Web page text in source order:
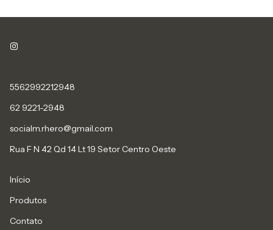
5562992212948
62 9221-2948
socialm.rhero@gmail.com
Rua F N 42 Qd 14 Lt 19 Setor Centro Oeste
Início
Produtos
Contato